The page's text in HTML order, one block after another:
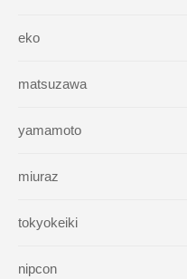
eko
matsuzawa
yamamoto
miuraz
tokyokeiki
nipcon